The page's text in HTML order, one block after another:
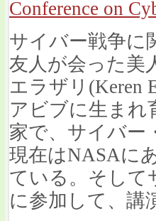
Conference on
サイバー戦争に
友人が会った美
エラザリ(Keren
アビブに生まれ
家で、サイバー
現在はNASAに
ている。そして
に参加して、講